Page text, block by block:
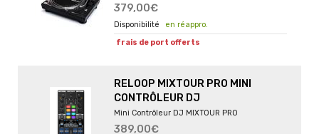
379,00€
en réappro.
frais de port offerts
RELOOP MIXTOUR PRO MINI
CONTRÔLEUR DJ
Mini Contrôleur DJ MIXTOUR PRO
389,00€